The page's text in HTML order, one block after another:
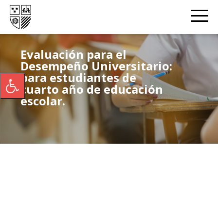
Evaluación para el
Desempeño Universitario:
para estudiantes de
cuarto año de educación
escolar.